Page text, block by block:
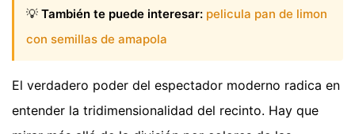
💡 También te puede interesar: pelicula pan de limon
con semillas de amapola
El verdadero poder del espectador moderno radica en
entender la tridimensionalidad del recinto. Hay que